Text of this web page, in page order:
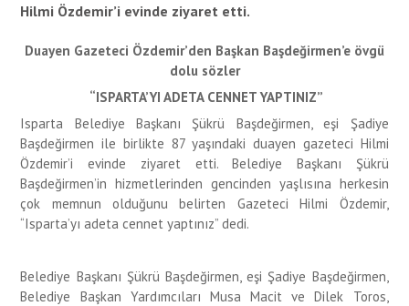
Hilmi Özdemir’i evinde ziyaret etti.
Duayen Gazeteci Özdemir’den Başkan Başdeğirmen’e övgü
dolu sözler
“ISPARTA’YI ADETA CENNET YAPTINIZ”
Isparta Belediye Başkanı Şükrü Başdeğirmen, eşi Şadiye
Başdeğirmen ile birlikte 87 yaşındaki duayen gazeteci Hilmi
Özdemir’i evinde ziyaret etti. Belediye Başkanı Şükrü
Başdeğirmen’in hizmetlerinden gencinden yaşlısına herkesin
çok memnun olduğunu belirten Gazeteci Hilmi Özdemir,
“Isparta’yı adeta cennet yaptınız” dedi.
Belediye Başkanı Şükrü Başdeğirmen, eşi Şadiye Başdeğirmen,
Belediye Başkan Yardımcıları Musa Macit ve Dilek Toros,